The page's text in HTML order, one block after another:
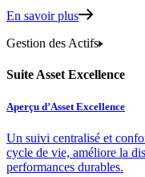
En savoir plus
Gestion des Actifs
Suite Asset Excellence
Aperçu d’Asset Excellence
Un suivi centralisé et
cycle de vie, améliore la
performances durables.